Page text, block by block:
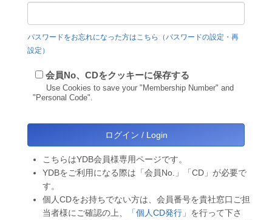
パスワードをお忘れになった方はこちら（パスワードの設定・再
設定）
会員No、CDをクッキーに保存する
Use Cookies to save your "Membership Number" and
"Personal Code".
こちらはYDB会員様専用ページです。
YDBをご利用になる際は「会員No.」「CD」が必要で
す。
個人CDをお持ちでない方は、会員番号を貴社窓口ご担
当者様にご確認の上、
「個人CD発行」 を行って下さ